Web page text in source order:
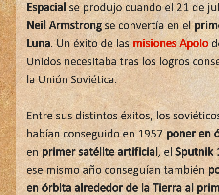
Espacialse produjo cuando el 21 de
Neil Armstrongse convertía en el
Luna. Un éxito de las misiones Apolo
Unidos necesitaba tras los logros
la Unión Soviética.
Entre sus distintos éxitos, los
habían conseguido en 1957 poner en
enprimer satélite artificial, elSputnik
ese mismo año conseguían también
en órbita alrededor de la Tierra al